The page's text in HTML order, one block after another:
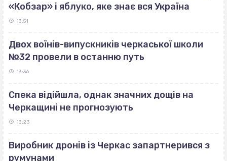
«Кобзар» і яблуко, яке знає вся Україна
13:51
Двох воїнів-випускників черкаської школи
№32 провели в останню путь
13:36
Спека відійшла, однак значних дощів на
Черкащині не прогнозують
13:23
Виробник дронів із Черкас запартнерився з
румунами